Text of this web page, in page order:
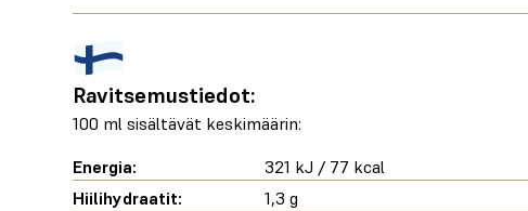
Ravitsemustiedot:
100 ml sisältävät keskimäärin:
Energia:
321 kJ / 77 kcal
Hiilihydraatit:
1,3 g